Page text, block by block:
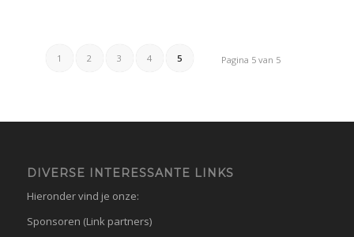
Pagina 5 van 5
1 2 3 4 5
DIVERSE INTERESSANTE LINKS
Hieronder vind je onze:
Sponsoren (Link partners)